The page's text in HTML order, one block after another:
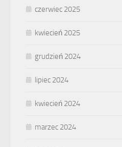
czerwiec 2025
kwiecień 2025
grudzień 2024
lipiec 2024
kwiecień 2024
marzec 2024